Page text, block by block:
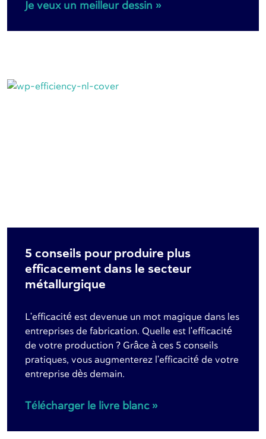
Je veux un meilleur dessin »
5 conseils pour produire plus
efficacement dans le secteur
métallurgique
L'efficacité est devenue un mot magique dans les
entreprises de fabrication. Quelle est l'efficacité
de votre production ? Grâce à ces 5 conseils
pratiques, vous augmenterez l'efficacité de votre
entreprise dès demain.
Télécharger le livre blanc »